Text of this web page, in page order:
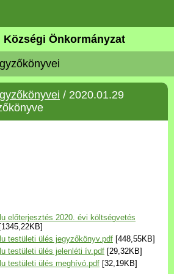
Községi Önkormányzat
/ 2020.01.29
előterjesztés 2020. évi költségvetés
[1345,22KB]
testületi ülés jegyzőkönyv.pdf [448,55KB]
testületi ülés jelenléti ív.pdf [29,32KB]
testületi ülés meghívó.pdf [32,19KB]